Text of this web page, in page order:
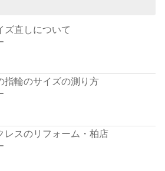
ズ直しについて
指輪のサイズの測り方
レスのリフォーム・柏店